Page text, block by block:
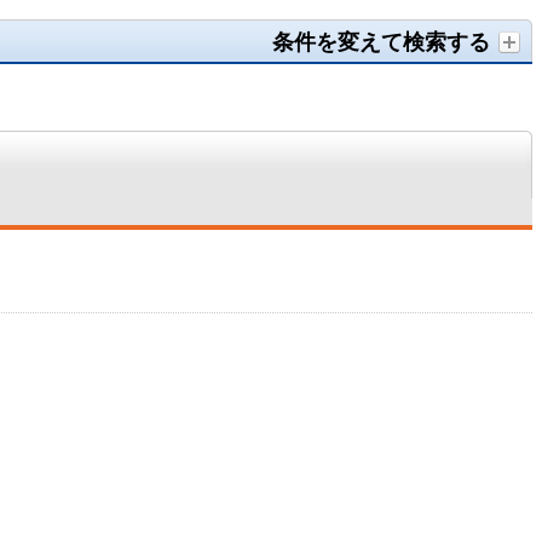
条件を変えて検索する